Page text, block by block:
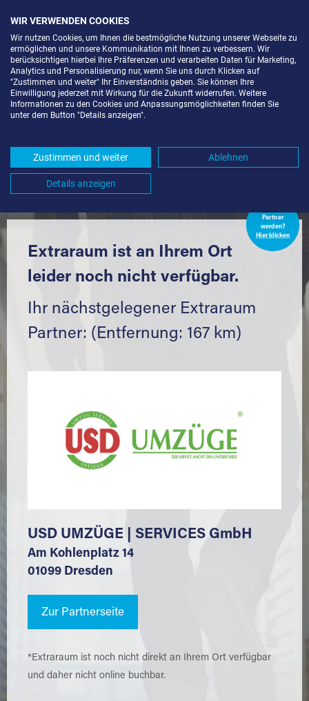
LAGERBOX IN BERLIN-KOL.
UMGEBUNG *
Komfortabel einlagern mit Extraraum
Partner
werden?
Hier klicken
Extraraum ist an Ihrem Ort
leider noch nicht verfügbar.
Ihr nächstgelegener Extraraum
Partner: (Entfernung: 167 km)
USD UMZÜGE | SERVICES GmbH
Am Kohlenplatz 14
01099 Dresden
Zur Partnerseite
*Extraraum ist noch nicht direkt an Ihrem Ort verfügbar
und daher nicht online buchbar.
WIR VERWENDEN COOKIES
Wir nutzen Cookies, um Ihnen die bestmögliche Nutzung unserer Webseite zu
ermöglichen und unsere Kommunikation mit Ihnen zu verbessern. Wir
berücksichtigen hierbei Ihre Präferenzen und verarbeiten Daten für Marketing,
Analytics und Personalisierung nur, wenn Sie uns durch Klicken auf
"Zustimmen und weiter" Ihr Einverständnis geben. Sie können Ihre
Einwilligung jederzeit mit Wirkung für die Zukunft widerrufen. Weitere
Informationen zu den Cookies und Anpassungsmöglichkeiten finden Sie
unter dem Button "Details anzeigen".
Zustimmen und weiter Ablehnen
Details anzeigen